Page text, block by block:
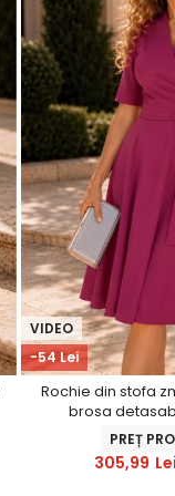
-54 Lei
VIDEO
Rochie din stofa
brosa
PREȚ
305,99